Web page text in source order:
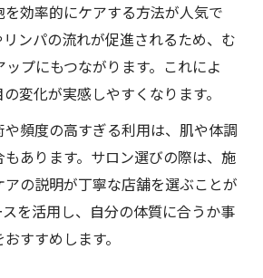
ジで得られる体質変化とは
サージと痩身エステの相乗効果
ンパテック施術が注目される理
と代謝UPに役立つ痩身エステ法
ーノで期待できる体質の変化
れを整える痩身エステ活用術
選ぶ大阪府枚方市の痩身術
効率的にケアする方法が人気で
ンパの流れが促進されるため、む
プにもつながります。これによ
変化が実感しやすくなります。
頻度の高すぎる利用は、肌や体調
あります。サロン選びの際は、施
の説明が丁寧な店舗を選ぶことが
を活用し、自分の体質に合うか事
すすめします。